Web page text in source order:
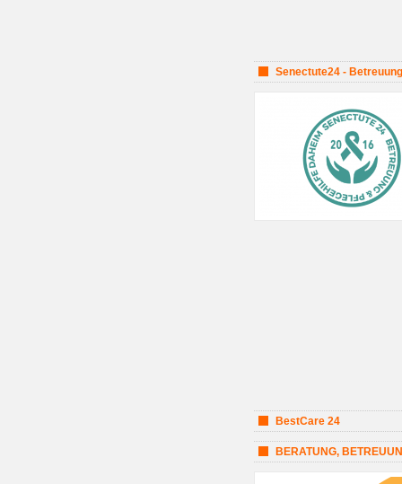
Senectute24 -
BestCare 24
BERATUNG,